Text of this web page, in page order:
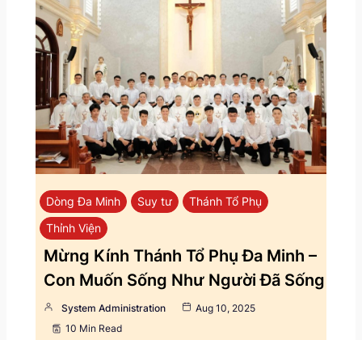
Dòng Đa Minh Suy tư
Thánh Tổ Phụ
Thỉnh Viện
Mừng Kính Thánh Tổ Phụ Đa Minh –
Con Muốn Sống Như Người Đã Sống
System Administration
Aug 10, 2025
10 Min Read